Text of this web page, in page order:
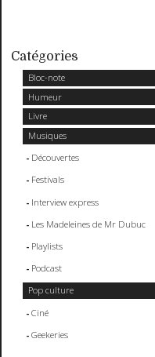
Catégories
Bloc-note
Humeur
Livre
Musiques
Découvertes
Festivals
Interview express
Les Madeleines de Mr Dubuc
Playlists
Podcast
Pop culture
Ciné
Geekeries